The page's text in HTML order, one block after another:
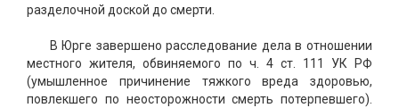
разделочной доской до смерти.
В Юрге завершено расследование дела в отношении
местного жителя, обвиняемого по ч. 4 ст. 111 УК РФ
(умышленное причинение тяжкого вреда здоровью,
повлекшего по неосторожности смерть потерпевшего).